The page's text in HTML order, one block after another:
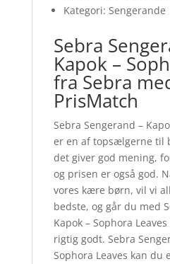
Kategori: Sengerande
Sebra
Kapok –
fra Sebra
PrisMatch
Sebra Sengerand –
er en af topsælgerne til
det giver god mening,
og prisen er også god.
vores kære børn, vil vi
bedste, og går du med
Kapok – Sophora
rigtig godt. Sebra
Sophora Leaves kan du